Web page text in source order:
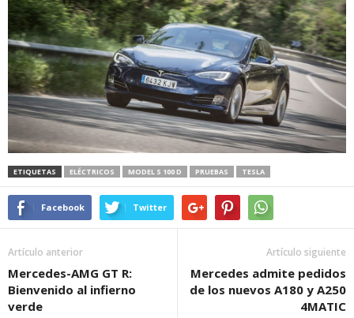
ETIQUETAS ELÉCTRICOS MODEL S 100 D PRUEBAS TESLA
Facebook Twitter
Artículo anterior
Mercedes-AMG GT R:
Bienvenido al infierno
verde
Artículo siguiente
Mercedes admite pedidos
de los nuevos A180 y A250
4MATIC